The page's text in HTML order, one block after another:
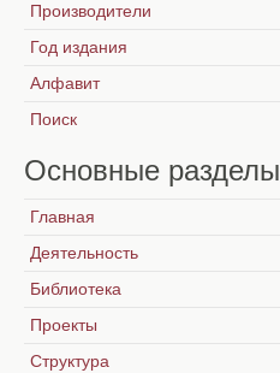
Производители
Год издания
Алфавит
Поиск
Основные разделы
Главная
Деятельность
Библиотека
Проекты
Структура